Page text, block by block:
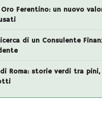
Oro Ferentino: un nuovo
di un Consulente
Roma: storie verdi tra